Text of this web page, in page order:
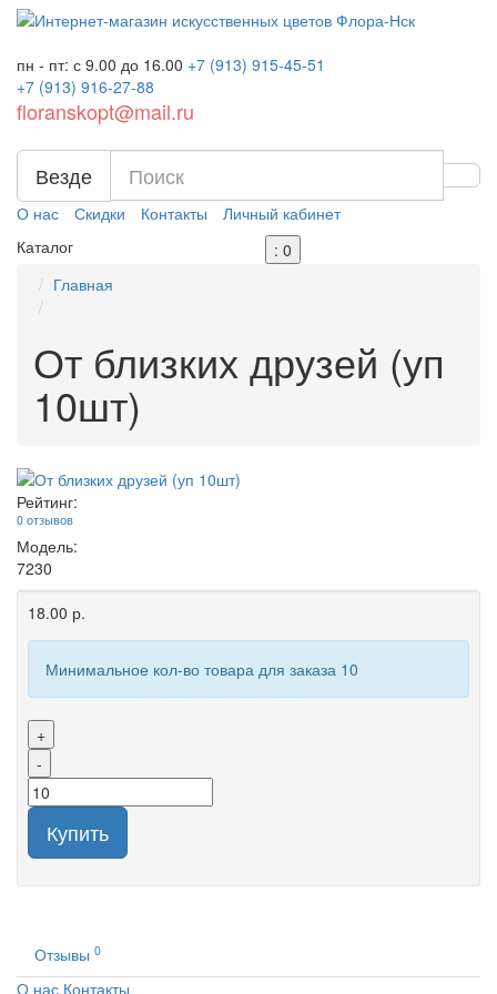
пн - пт: с 9.00 до 16.00 +7 (913) 915-45-51
+7 (913) 916-27-88
floranskopt@mail.ru
Везде
О нас Скидки Контакты
Личный кабинет
Каталог
: 0
Главная
От близких друзей (уп
10шт)
Рейтинг:
0 отзывов
Модель:
7230
18.00 р.
Минимальное кол-во товара для заказа 10
+
-
Купить
Отзывы 0
О нас Контакты